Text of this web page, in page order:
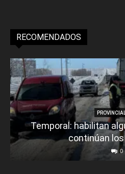
RECOMENDADOS
Temporal: habilitan
continúan
0